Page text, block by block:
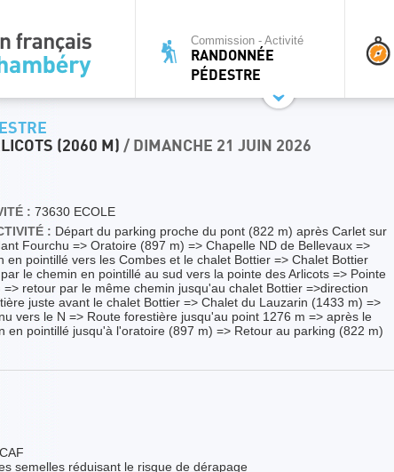
Commission - Activité
RANDONNÉE
PÉDESTRE
(2060 M) / DIMANCHE 21 JUIN 2026
: 73630 ECOLE
: Départ du parking proche du pont (822 m) après Carlet sur
Fourchu => Oratoire (897 m) => Chapelle ND de Bellevaux =>
en pointillé vers les Combes et le chalet Bottier => Chalet Bottier
le chemin en pointillé au sud vers la pointe des Arlicots => Pointe
retour par le même chemin jusqu'au chalet Bottier =>direction
juste avant le chalet Bottier => Chalet du Lauzarin (1433 m) =>
vers le N => Route forestière jusqu'au point 1276 m => après le
en pointillé jusqu'à l'oratoire (897 m) => Retour au parking (822 m)
semelles réduisant le risque de dérapage